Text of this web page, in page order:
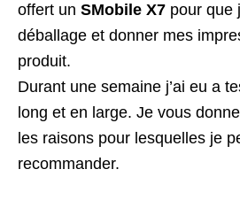
offert un SMobile X7 pour que
déballage et donner mes
produit.
Durant une semaine j’ai eu a
long et en large. Je vous
les raisons pour lesquelles je
recommander.